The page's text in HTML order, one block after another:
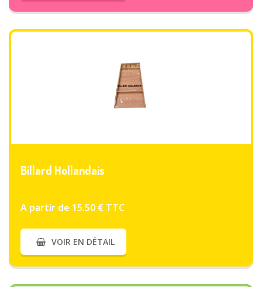
VOIR PLUS
Billard Hollandais
A partir de 15.50 € TTC
VOIR EN DÉTAIL